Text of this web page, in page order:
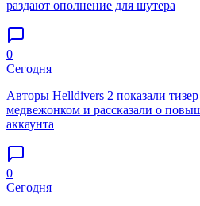
раздают ополнение для шутера
0
Сегодня
Авторы Helldivers 2 показали
медвежонком и рассказали о
аккаунта
0
Сегодня